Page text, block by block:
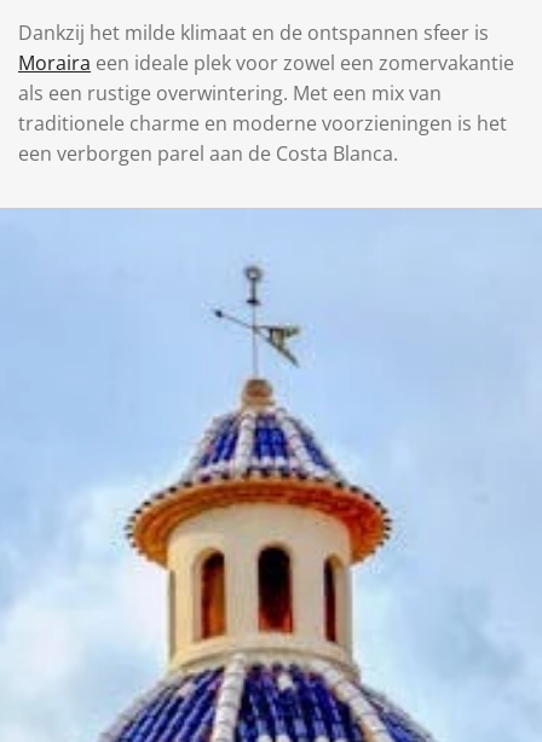
Dankzij het milde klimaat en de ontspannen sfeer is
Moraira een ideale plek voor zowel een zomervakantie
als een rustige overwintering. Met een mix van
traditionele charme en moderne voorzieningen is het
een verborgen parel aan de Costa Blanca.